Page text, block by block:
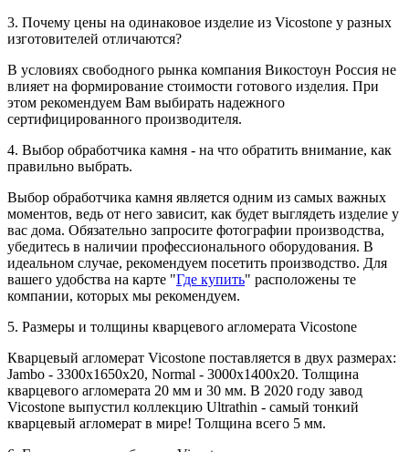
3. Почему цены на одинаковое изделие из Vicostone у разных
изготовителей отличаются?
В условиях свободного рынка компания Викостоун Россия не
влияет на формирование стоимости готового изделия. При
этом рекомендуем Вам выбирать надежного
сертифицированного производителя.
4. Выбор обработчика камня - на что обратить внимание, как
правильно выбрать.
Выбор обработчика камня является одним из самых важных
моментов, ведь от него зависит, как будет выглядеть изделие у
вас дома. Обязательно запросите фотографии производства,
убедитесь в наличии профессионального оборудования. В
идеальном случае, рекомендуем посетить производство. Для
вашего удобства на карте "Где купить" расположены те
компании, которых мы рекомендуем.
5. Размеры и толщины кварцевого агломерата Vicostone
Кварцевый агломерат Vicostone поставляется в двух размерах:
Jambo - 3300x1650x20, Normal - 3000x1400x20. Толщина
кварцевого агломерата 20 мм и 30 мм. В 2020 году завод
Vicostone выпустил коллекцию Ultrathin - самый тонкий
кварцевый агломерат в мире! Толщина всего 5 мм.